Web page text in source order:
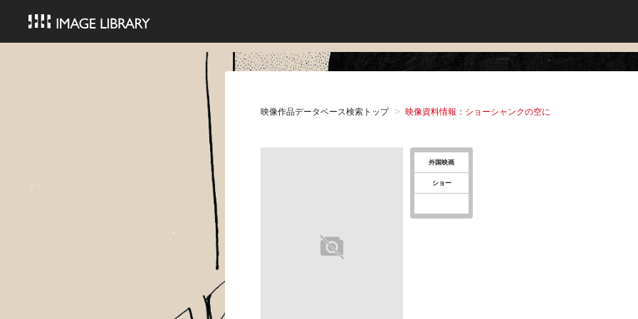
映像作品データベース検索トップ 映像資料情報：ショーシャンクの空に
外国映画
ショー